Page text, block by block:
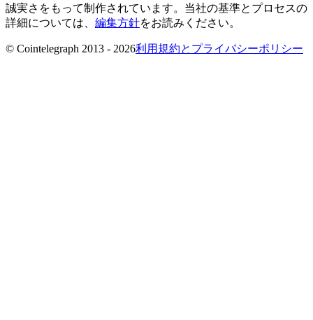
誠実さをもって制作されています。当社の基準とプロセスの
詳細については、 編集方針をお読みください。
© Cointelegraph 2013 - 2026利用規約とプライバシーポリシー